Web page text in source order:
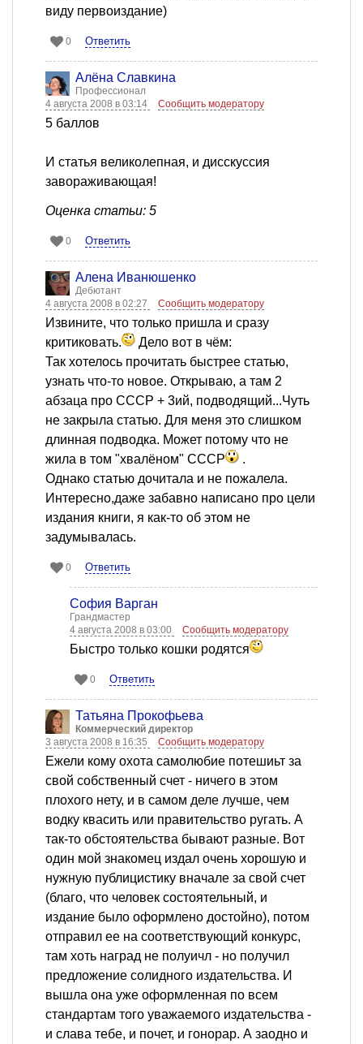
виду первоиздание)
0 Ответить
Алёна Славкина
Профессионал
4 августа 2008 в 03:14
Сообщить модератору
5 баллов
И статья великолепная, и дисскуссия
завораживающая!
Оценка статьи: 5
0 Ответить
Алена Иванюшенко
Дебютант
4 августа 2008 в 02:27
Сообщить модератору
Извините, что только пришла и сразу
критиковать.
Дело вот в чём:
Так хотелось прочитать быстрее статью,
узнать что-то новое. Открываю, а там 2
абзаца про СССР + 3ий, подводящий...Чуть
не закрыла статью. Для меня это слишком
длинная подводка. Может потому что не
жила в том "хвалёном" СССР
.
Однако статью дочитала и не пожалела.
Интересно,даже забавно написано про цели
издания книги, я как-то об этом не
задумывалась.
0 Ответить
София Варган
Грандмастер
4 августа 2008 в 03:00
Сообщить модератору
Быстро только кошки родятся
0 Ответить
Татьяна Прокофьева
Коммерческий директор
3 августа 2008 в 16:35
Сообщить модератору
Ежели кому охота самолюбие потешиьт за
свой собственный счет - ничего в этом
плохого нету, и в самом деле лучше, чем
водку квасить или правительство ругать. А
так-то обстоятельства бывают разные. Вот
один мой знакомец издал очень хорошую и
нужную публицистику вначале за свой счет
(благо, что человек состоятельный, и
издание было оформлено достойно), потом
отправил ее на соответствующий конкурс,
там хоть наград не полуичл - но получил
предложение солидного издательства. И
вышла она уже оформленная по всем
стандартам того уважаемого издательства -
и слава тебе, и почет, и гонорар. А заодно и